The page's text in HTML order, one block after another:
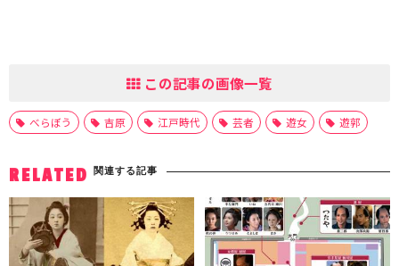
この記事の画像一覧
べらぼう 吉原 江戸時代 芸者 遊女 遊郭
RELATED 関連する記事